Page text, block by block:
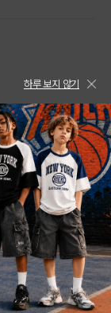
하루 보지 않기